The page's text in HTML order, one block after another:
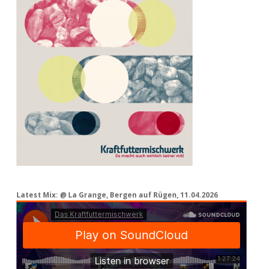
Latest Mix: @ La Grange, Bergen auf Rügen, 11.04.2026